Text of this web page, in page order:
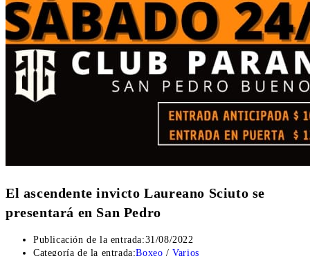
El ascendente invicto Laureano Sciuto se
presentará en San Pedro
Publicación de la entrada:31/08/2022
Categoría de la entrada:Boxeo / Varios